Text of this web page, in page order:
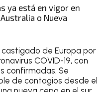
ya está en vigor en
o Nueva
castigado de Europa por
COVID-19, con
confirmadas. Se
de contagios desde el